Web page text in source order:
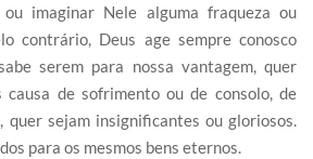
imaginar Nele alguma fraqueza ou
contrário, Deus age sempre conosco
serem para nossa vantagem, quer
causa de sofrimento ou de consolo, de
sejam insignificantes ou gloriosos.
para os mesmos bens eternos.